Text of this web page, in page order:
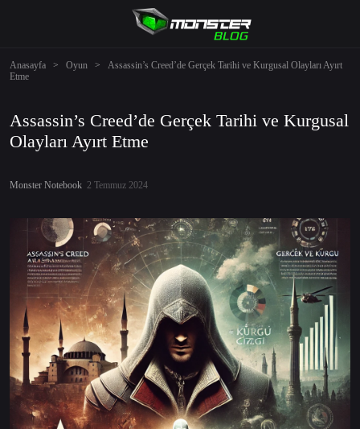
Anasayfa > Oyun > Assassin’s Creed’de Gerçek Tarihi ve Kurgusal Olayları Ayırt
Etme
Assassin’s Creed’de Gerçek Tarihi ve Kurgusal
Olayları Ayırt Etme
Monster Notebook 2 Temmuz 2024